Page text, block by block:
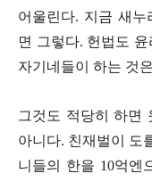
어울린다. 지금 새누
면 그렇다. 헌법도
자기네들이 하는 것
그것도 적당히 하면
아니다. 친재벌이 도
니들의 한을 10억엔